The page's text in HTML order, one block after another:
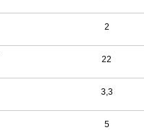
2
22
3,3
5